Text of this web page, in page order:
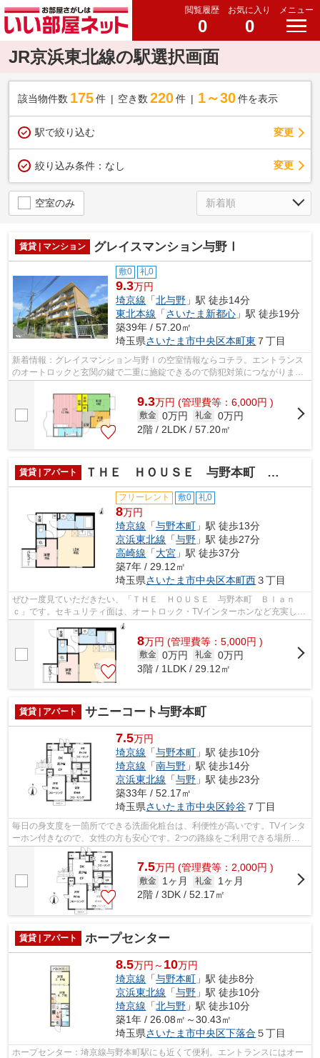
閲覧履歴
0
お気に入り
0
メニュー
JR京浜東北線の駅選択画面
該当物件数 175件 空き数 220 件 1～30 件を表示
駅で絞り込む 変更
絞り込み条件： なし 変更
空室のみ
賃貸 | マンション グレイスマンション与野Ⅰ
敷0 礼0
9.3万円
埼京線 「北与野 」駅 徒歩14分
東北本線 「さいたま新都心 」駅 徒歩19分
築39年 / 57.20㎡
埼玉県さいたま市中央区本町東 ７丁目
新着情報：グレイスマンション与野Ⅰの空室情報ならコチラ。エントランス
のオートロックと玄関の鍵で二重に施錠できるので防犯対策につながりま
9.3万円 (管理費等：6,000円 )
敷金 0万円 礼金 0万円
2階 / 2LDK / 57.20㎡
賃貸 | アパート ＴＨＥ ＨＯＵＳＥ 与野本町 Ｂｌａｎｃ
フリーレント 敷0 礼0
8万円
埼京線 「与野本町 」駅 徒歩13分
京浜東北線 「与野 」駅 徒歩27分
高崎線 「大宮 」駅 徒歩37分
築7年 / 29.12㎡
埼玉県さいたま市中央区本町西３丁目
ぜひ一度見ていただきたい、「ＴＨＥ ＨＯＵＳＥ 与野本町 Ｂｌａｎ
ｃ」です。セキュリティ面は、オートロック・TVインターホンなど充実して
いるので、防犯対策もばっちりです。ご...
8万円 (管理費等：5,000円 )
敷金 0万円 礼金 0万円
3階 / 1LDK / 29.12㎡
賃貸 | アパート サニーコート与野本町
7.5万円
埼京線 「与野本町 」駅 徒歩10分
埼京線 「南与野 」駅 徒歩14分
京浜東北線 「与野 」駅 徒歩23分
築33年 / 52.17㎡
埼玉県さいたま市中央区鈴谷 ７丁目
毎日の身支度を一箇所でできる洗面化粧台は、利便性が高いです。TVインタ
ーホン付きなので、女性の方も安心です。2つの路線をご利用できる場所に
あり、アクセスはとても便利です。この...
7.5万円 (管理費等：2,000円 )
敷金 1ヶ月 礼金
1ヶ月
2階 / 3DK / 52.17㎡
賃貸 | アパート ホープセンター
8.5万円～ 10万円
埼京線 「与野本町 」駅 徒歩8分
京浜東北線 「与野 」駅 徒歩10分
埼京線 「北与野 」駅 徒歩10分
築1年 / 26.08㎡～30.43㎡
埼玉県さいたま市中央区下落合 ５丁目
ホープセンター：埼京線与野本町駅にも近くて便利。エントランスにはオー